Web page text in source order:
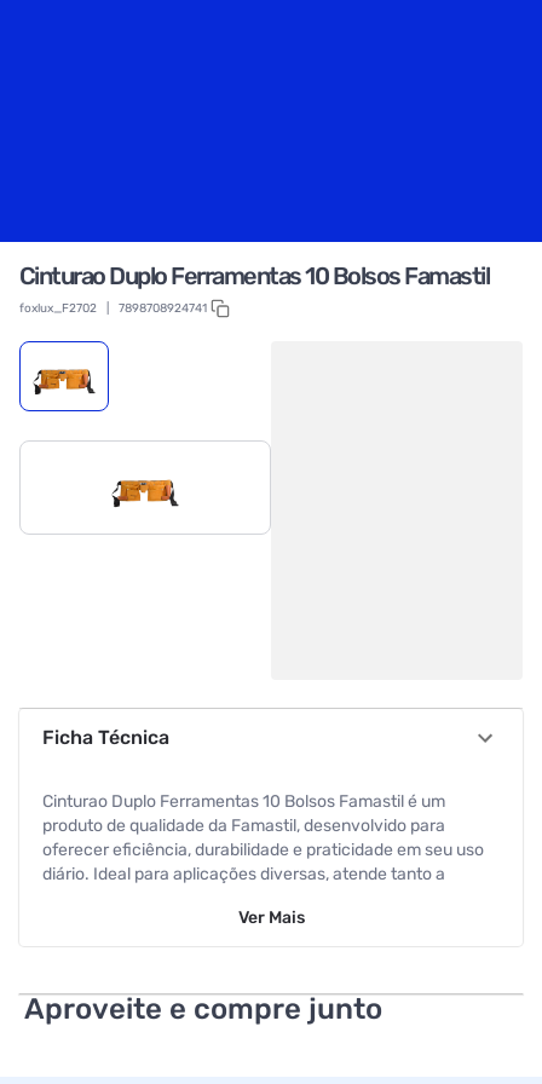
Cinturao Duplo Ferramentas 10 Bolsos Famastil
foxlux_F2702 7898708924741
Ficha Técnica
Cinturao Duplo Ferramentas 10 Bolsos Famastil é um
produto de qualidade da Famastil, desenvolvido para
oferecer eficiência, durabilidade e praticidade em seu uso
diário. Ideal para aplicações diversas, atende tanto a
- Modelo: Cinturao Duplo Ferramentas 10 Bolsos Famastil
Ver Mais
Aproveite e compre junto